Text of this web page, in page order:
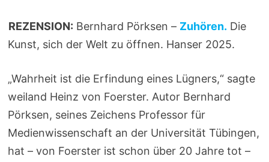
REZENSION: Bernhard Pörksen – Zuhören. Die
Kunst, sich der Welt zu öffnen. Hanser 2025.
„Wahrheit ist die Erfindung eines Lügners,“ sagte
weiland Heinz von Foerster. Autor Bernhard
Pörksen, seines Zeichens Professor für
Medienwissenschaft an der Universität Tübingen,
hat – von Foerster ist schon über 20 Jahre tot –